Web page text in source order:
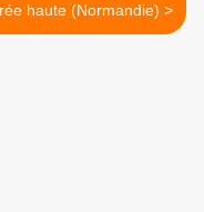
marée haute (Normandie) >